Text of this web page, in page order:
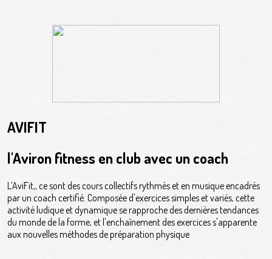
AVIFIT
l'Aviron fitness en club avec un coach
L’AviFit,, ce sont des cours collectifs rythmés et en musique encadrés
par un coach certifié. Composée d'exercices simples et variés, cette
activité ludique et dynamique se rapproche des dernières tendances
du monde de la forme, et l'enchaînement des exercices s'apparente
aux nouvelles méthodes de préparation physique